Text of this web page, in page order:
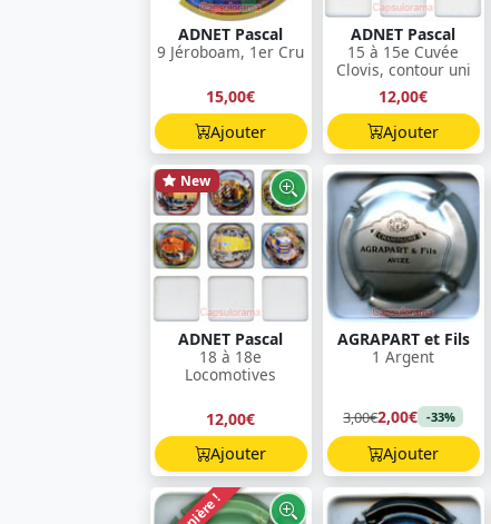
ADNET Pascal
9 Jéroboam, 1er Cru
15,00€
Ajouter
ADNET Pascal
15 à 15e Cuvée
Clovis, contour uni
12,00€
Ajouter
New
ADNET Pascal
18 à 18e
Locomotives
12,00€
Ajouter
AGRAPART et Fils
1 Argent
3,00€2,00€ -33%
Ajouter